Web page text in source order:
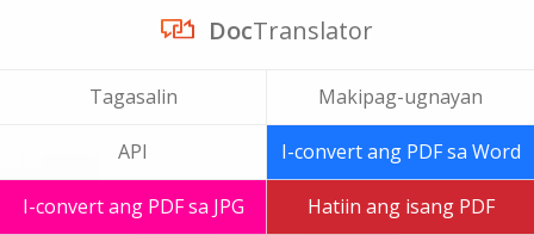
DocTranslator
Tagasalin Makipag-ugnayan
API I-convert ang PDF sa Word
I-convert ang PDF sa JPG Hatiin ang isang PDF